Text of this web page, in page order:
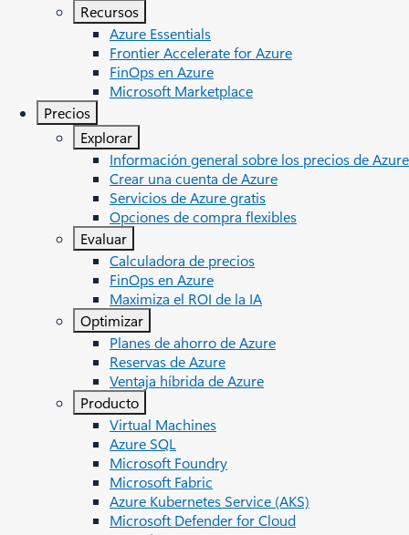
Recursos
Azure Essentials
Frontier Accelerate for Azure
FinOps en Azure
Microsoft Marketplace
Precios
Explorar
Información general sobre los precios de Azure
Crear una cuenta de Azure
Servicios de Azure gratis
Opciones de compra flexibles
Evaluar
Calculadora de precios
FinOps en Azure
Maximiza el ROI de la IA
Optimizar
Planes de ahorro de Azure
Reservas de Azure
Ventaja híbrida de Azure
Producto
Virtual Machines
Azure SQL
Microsoft Foundry
Microsoft Fabric
Azure Kubernetes Service (AKS)
Microsoft Defender for Cloud